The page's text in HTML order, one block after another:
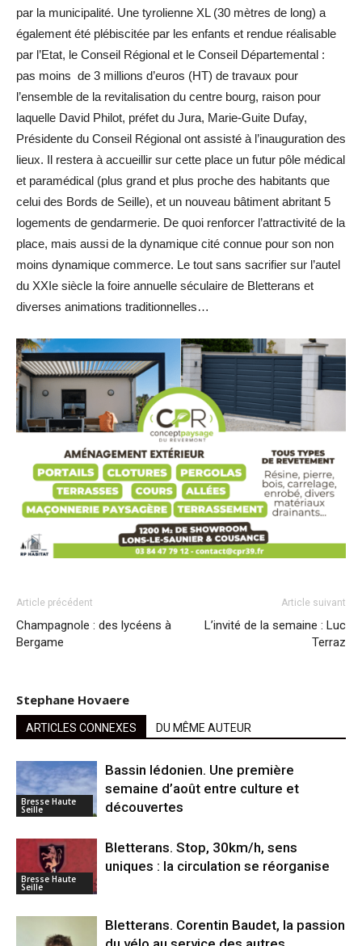
par la municipalité. Une tyrolienne XL (30 mètres de long) a
également été plébiscitée par les enfants et rendue réalisable
par l’Etat, le Conseil Régional et le Conseil Départemental :
pas moins de 3 millions d’euros (HT) de travaux pour
l’ensemble de la revitalisation du centre bourg, raison pour
laquelle David Philot, préfet du Jura, Marie-Guite Dufay,
Présidente du Conseil Régional ont assisté à l’inauguration des
lieux. Il restera à accueillir sur cette place un futur pôle médical
et paramédical (plus grand et plus proche des habitants que
celui des Bords de Seille), et un nouveau bâtiment abritant 5
logements de gendarmerie. De quoi renforcer l’attractivité de la
place, mais aussi de la dynamique cité connue pour son non
moins dynamique commerce. Le tout sans sacrifier sur l’autel
du XXIe siècle la foire annuelle séculaire de Bletterans et
diverses animations traditionnelles…
Article précédent
Champagnole : des lycéens à
Bergame
Article suivant
L’invité de la semaine : Luc
Terraz
Stephane Hovaere
ARTICLES CONNEXES DU MÊME AUTEUR
Bresse Haute
Seille
Bassin lédonien. Une première
semaine d’août entre culture et
découvertes
Bresse Haute
Seille
Bletterans. Stop, 30km/h, sens
uniques : la circulation se réorganise
Bletterans. Corentin Baudet, la passion